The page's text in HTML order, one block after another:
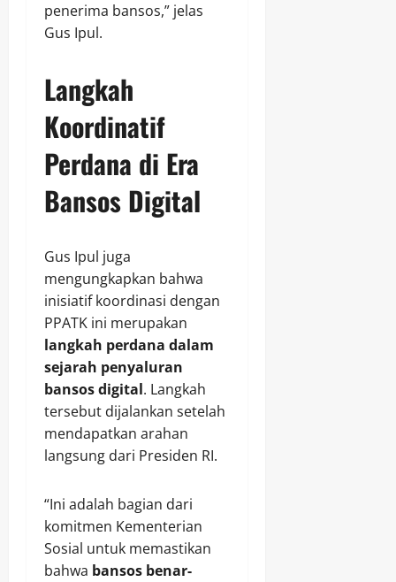
penerima bansos,” jelas
Gus Ipul.
Langkah
Koordinatif
Perdana di Era
Bansos Digital
Gus Ipul juga
mengungkapkan bahwa
inisiatif koordinasi dengan
PPATK ini merupakan
langkah perdana dalam
sejarah penyaluran
bansos digital. Langkah
tersebut dijalankan setelah
mendapatkan arahan
langsung dari Presiden RI.
“Ini adalah bagian dari
komitmen Kementerian
Sosial untuk memastikan
bahwa bansos benar-